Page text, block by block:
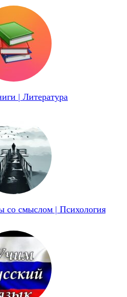
| Литература
со смыслом | Психология